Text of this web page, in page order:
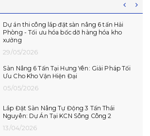
Hoàn Thiện Lắp Đặt 06 Dock Leveler Tại Phú
Thọ - CCN Vạn Xuân
14/07/2026
Lắp Đặt Hoàn Thiện Dock Leveler Tại Hải
Phòng
10/07/2026
Dự Án Lắp Đặt Dock Leveler Tại Hưng Yên
08/07/2026